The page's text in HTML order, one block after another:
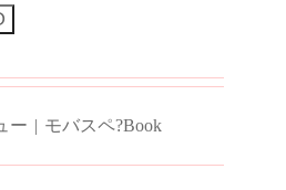
ー | モバスペ?Book